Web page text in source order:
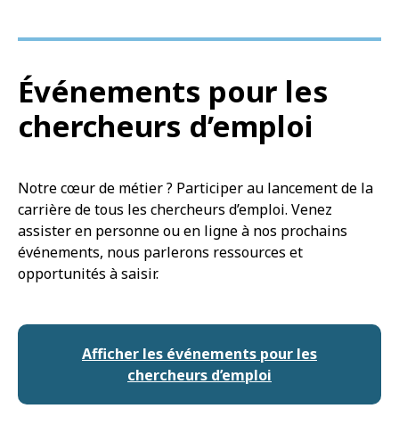
Événements pour les
chercheurs d’emploi
Notre cœur de métier ? Participer au lancement de la
carrière de tous les chercheurs d’emploi. Venez
assister en personne ou en ligne à nos prochains
événements, nous parlerons ressources et
opportunités à saisir.
Afficher les événements pour les
chercheurs d’emploi